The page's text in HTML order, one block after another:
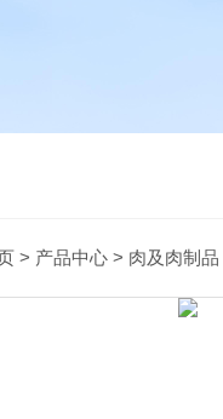
> 产品中心 > 肉及肉制品